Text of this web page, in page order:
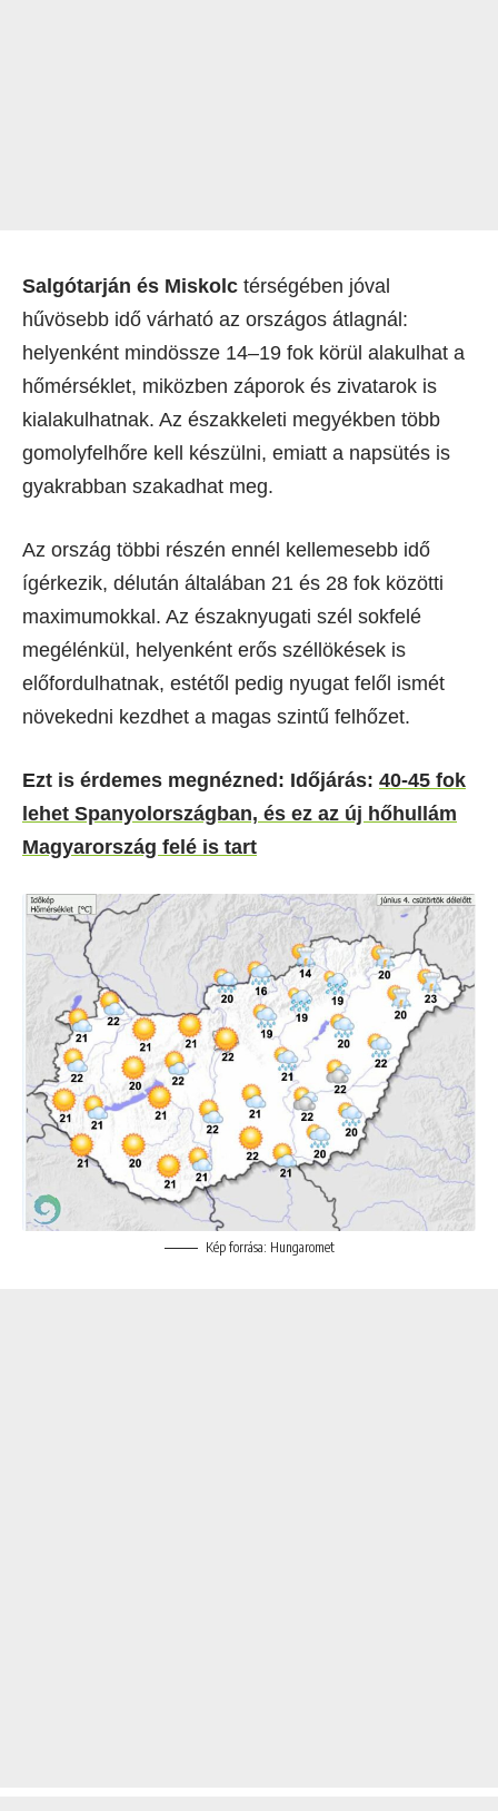
Salgótarján és Miskolc térségében jóval
hűvösebb idő várható az országos átlagnál:
helyenként mindössze 14–19 fok körül alakulhat a
hőmérséklet, miközben záporok és zivatarok is
kialakulhatnak. Az északkeleti megyékben több
gomolyfelhőre kell készülni, emiatt a napsütés is
gyakrabban szakadhat meg.
Az ország többi részén ennél kellemesebb idő
ígérkezik, délután általában 21 és 28 fok közötti
maximumokkal. Az északnyugati szél sokfelé
megélénkül, helyenként erős széllökések is
előfordulhatnak, estétől pedig nyugat felől ismét
növekedni kezdhet a magas szintű felhőzet.
Ezt is érdemes megnézned: Időjárás: 40-45 fok
lehet Spanyolországban, és ez az új hőhullám
Magyarország felé is tart
Kép forrása: Hungaromet